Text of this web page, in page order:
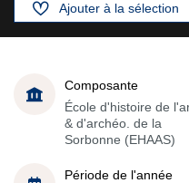
Ajouter à la sélection
Composante
École d'histoire de
& d'archéo. de la
Sorbonne (EHAAS)
Période de l'année